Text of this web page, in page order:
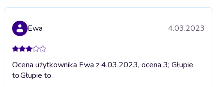
Ewa 4.03.2023
Ocena użytkownika Ewa z 4.03.2023, ocena 3; Głupie
to.Głupie to.